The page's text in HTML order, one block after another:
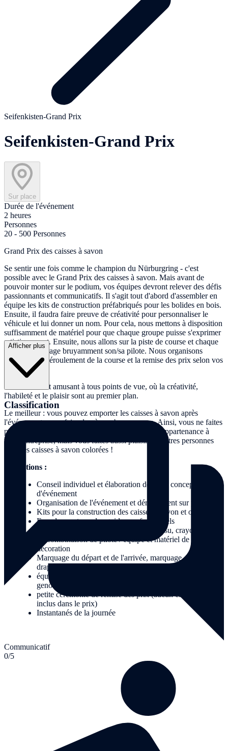
Seifenkisten-Grand Prix
Seifenkisten-Grand Prix
Sur place
Durée de l'événement
2 heures
Personnes
20 - 500 Personnes
Grand Prix des caisses à savon
Se sentir une fois comme le champion du Nürburgring - c'est
possible avec le Grand Prix des caisses à savon. Mais avant de
pouvoir monter sur le podium, vos équipes devront relever des défis
passionnants et communicatifs. Il s'agit tout d'abord d'assembler en
équipe les kits de construction préfabriqués pour les bolides en bois.
Ensuite, il faudra faire preuve de créativité pour personnaliser le
véhicule et lui donner un nom. Pour cela, nous mettons à disposition
suffisamment de matériel pour que chaque groupe puisse s'exprimer
artistiquement. Ensuite, nous allons sur la piste de course et chaque
équipe encourage bruyamment son/sa pilote. Nous organisons
volontiers le déroulement de la course et la remise des prix selon vos
instructions.
Un événement amusant à tous points de vue, où la créativité,
l'habileté et le plaisir sont au premier plan.
Le meilleur : vous pouvez emporter les caisses à savon après
l'événement ou en faire don à une bonne cause. Ainsi, vous ne faites
pas seulement quelque chose pour le sentiment d'appartenance à
votre entreprise, mais vous faites aussi plaisir à d'autres personnes
avec les caisses à savon colorées !
Prestations :
Conseil individuel et élaboration de votre concept
d'événement
Organisation de l'événement et déroulement sur place
Kits pour la construction des caisses à savon et outils
Encadrement par des guides professionnels
Matériel pour la création du drapeau (tissu, crayons)
1x combinaison de pilote / équipe et matériel de
décoration
Marquage du départ et de l'arrivée, marquage du parcours,
drapeau d'arrivée
équipement de sécurité pour le pilote (casque, coudières et
genouillères)
petite cérémonie de remise des prix (aucun cadeau n'est
inclus dans le prix)
Instantanés de la journée
Afficher plus
Classification
Communicatif
0/5